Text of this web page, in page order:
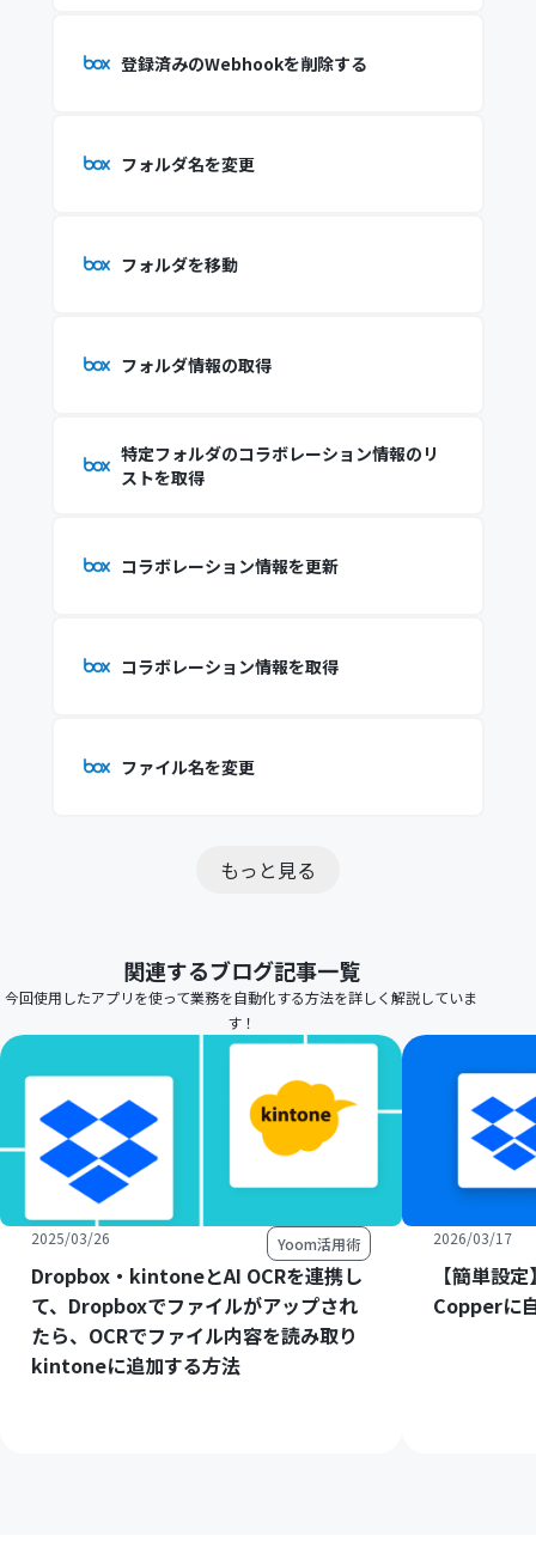
登録済みのWebhookを削除する
フォルダ名を変更
フォルダを移動
フォルダ情報の取得
特定フォルダのコラボレーション情報のリ
ストを取得
コラボレーション情報を更新
コラボレーション情報を取得
ファイル名を変更
もっと見る
関連するブログ記事一覧
今回使用したアプリを使って業務を自動化する方法を詳しく解説していま
す！
2025/03/26 Yoom活用術
Dropbox・kintoneとAI OCRを連携し
て、Dropboxでファイルがアップされ
たら、OCRでファイル内容を読み取り
kintoneに追加する方法
2026/03/17
【簡単設
Copperに